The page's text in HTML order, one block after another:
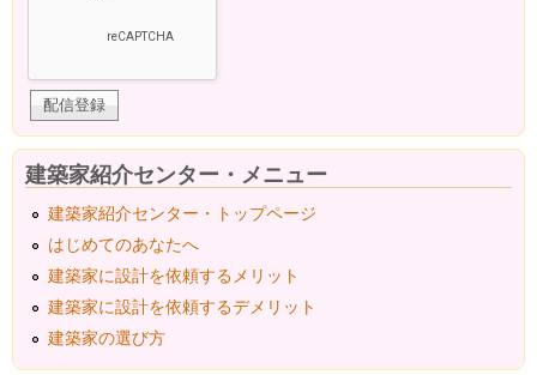
建築家紹介センター・メニュー
建築家紹介センター・トップページ
はじめてのあなたへ
建築家に設計を依頼するメリット
建築家に設計を依頼するデメリット
建築家の選び方